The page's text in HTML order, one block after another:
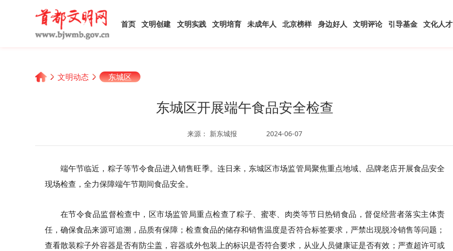
首页 文明创建 文明实践 文明培育 未成年人 北京榜样 身边好人 文明评论 引导基金 文化人才
文明动态 东城区
东城区开展端午食品安全检查
来源： 新东城报 2024-06-07
端午节临近，粽子等节令食品进入销售旺季。连日来，东城区市场监管局聚焦重点地域、品牌老店开展食品安全
现场检查，全力保障端午节期间食品安全。
在节令食品监督检查中，区市场监管局重点检查了粽子、蜜枣、肉类等节日热销食品，督促经营者落实主体责
任，确保食品来源可追溯，品质有保障；检查食品的储存和销售温度是否符合标签要求，严禁出现脱冷销售等问题；
查看散装粽子外容器是否有防尘盖，容器或外包装上的标识是否符合要求，从业人员健康证是否有效；严查超许可或